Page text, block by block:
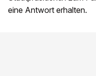
eine Antwort erhalten.